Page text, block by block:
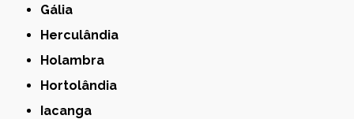
Gália
Herculândia
Holambra
Hortolândia
Iacanga